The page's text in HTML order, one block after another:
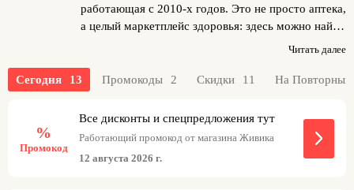
работающая с 2010-х годов. Это не просто аптека,
а целый маркетплейс здоровья: здесь можно найти
лекарства, витамины, медицинскую технику,
косметику по ценам на 15-30% ниже
среднерыночных. Секрет доступности – прямые
поставки от производителей и собственная
программа лояльности. Бонусную карту, которая
дает скидки до 99% на часть ассортимента и
доступ к закрытым акциям, можно получить
Читать далее
Сегодня 13 Промокоды 2 Скидки 11 На Повторный
%
Промокод
Все дисконты и спецпредложения тут
Работающий промокод от магазина Живика
12 августа 2026 г.